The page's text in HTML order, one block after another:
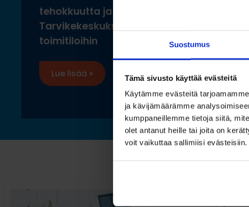
Suostumus
Tämä sivusto käyttää evästeitä
Käytämme evästeitä
ja kävijämäärämme
kumppaneillemme tietoja siitä,
olet antanut heille tai joita on
voit vaikuttaa sallimiisi evästeisiin.
tehokkuutta ja ergonomiaa
Tarvikekeskuksen uusiin
toimitiloihin
Lue lisää »